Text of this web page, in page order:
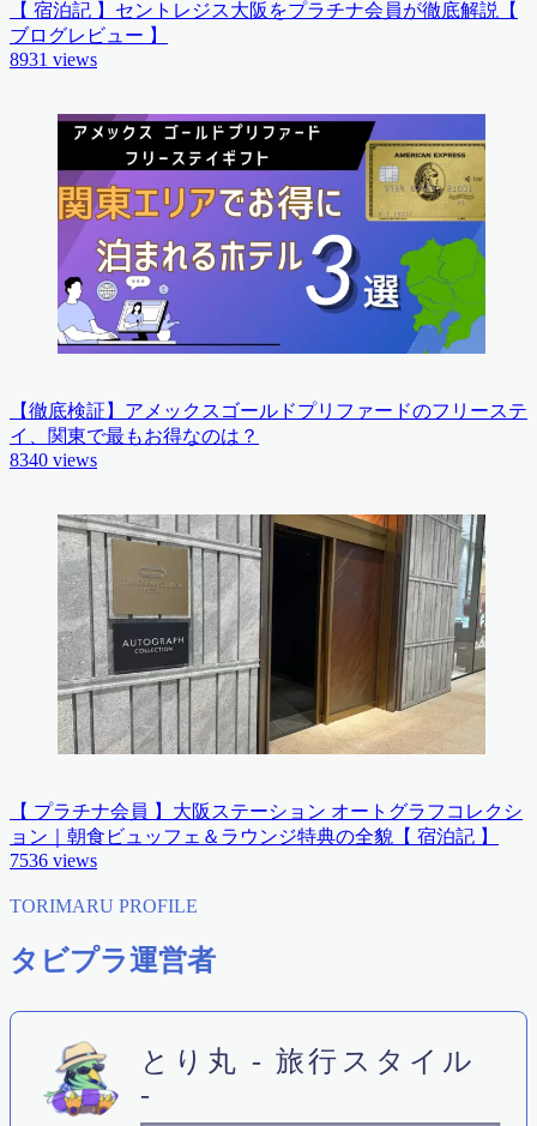
【 宿泊記 】セントレジス大阪をプラチナ会員が徹底解説【
ブログレビュー 】
8931 views
【徹底検証】アメックスゴールドプリファードのフリーステ
イ、関東で最もお得なのは？
8340 views
【 プラチナ会員 】大阪ステーション オートグラフコレクシ
ョン｜朝食ビュッフェ＆ラウンジ特典の全貌【 宿泊記 】
7536 views
TORIMARU PROFILE
タビプラ運営者
とり丸 - 旅行スタイル
-